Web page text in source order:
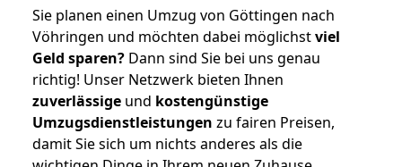
Sie planen einen Umzug von Göttingen nach
Vöhringen und möchten dabei möglichstviel
Geld sparen? Dann sind Sie bei uns genau
richtig! Unser Netzwerk bieten Ihnen
zuverlässige und kostengünstige
Umzugsdienstleistungen zu fairen Preisen,
damit Sie sich um nichts anderes als die